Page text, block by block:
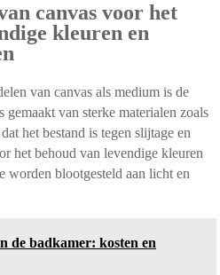
canvas voor het
kleuren en
van canvas als medium is de
gemaakt van sterke materialen zoals
het bestand is tegen slijtage en
het behoud van levendige kleuren
worden blootgesteld aan licht en
de badkamer: kosten en